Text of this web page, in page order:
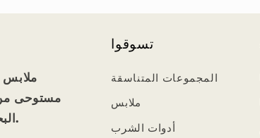
ملابس
مستوحى
البحرين من أجل الخليج.
تسوقوا
المجموعات المتناسقة
ملابس
أدوات الشرب